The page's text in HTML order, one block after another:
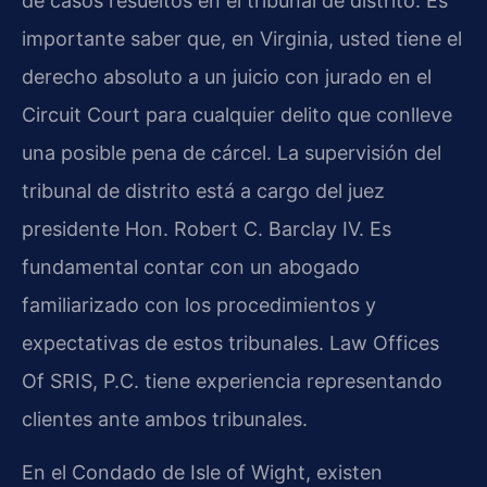
importante saber que, en Virginia, usted tiene el
derecho absoluto a un juicio con jurado en el
Circuit Court para cualquier delito que conlleve
una posible pena de cárcel. La supervisión del
tribunal de distrito está a cargo del juez
presidente Hon. Robert C. Barclay IV. Es
fundamental contar con un abogado
familiarizado con los procedimientos y
expectativas de estos tribunales. Law Offices
Of SRIS, P.C. tiene experiencia representando
clientes ante ambos tribunales.
En el Condado de Isle of Wight, existen